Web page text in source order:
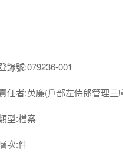
錄號:079236-001
任者:英廉(戶部左侍郎管理三
型:檔案
次:件